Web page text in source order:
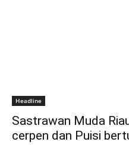
Headline
Sastrawan Muda
cerpen dan Puisi